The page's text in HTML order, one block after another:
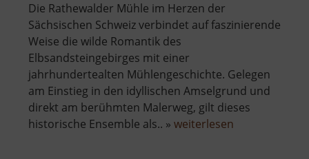
Die Rathewalder Mühle im Herzen der
Sächsischen Schweiz verbindet auf faszinierende
Weise die wilde Romantik des
Elbsandsteingebirges mit einer
jahrhundertealten Mühlengeschichte. Gelegen
am Einstieg in den idyllischen Amselgrund und
direkt am berühmten Malerweg, gilt dieses
historische Ensemble als.. » weiterlesen